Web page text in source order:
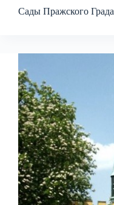
Сады Пражского Града